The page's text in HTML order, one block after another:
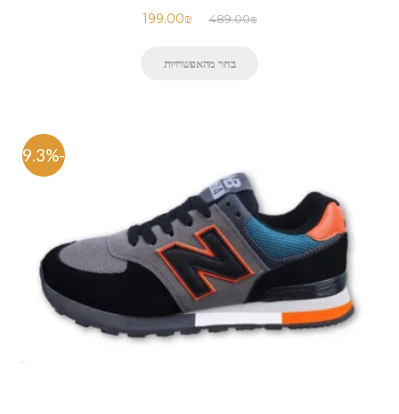
489.00₪
199.00₪
בחר מהאפשרויות
-59.3%